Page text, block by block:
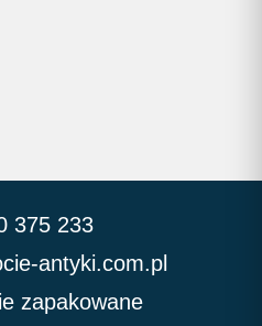
375 233
antyki.com.pl
zapakowane